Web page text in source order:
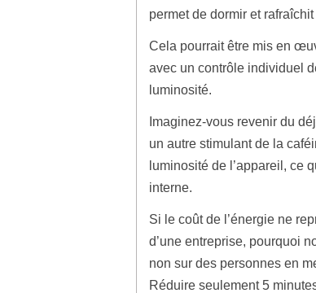
permet de dormir et
Cela pourrait être mis en
avec un contrôle individuel
luminosité.
Imaginez-vous revenir du
un autre stimulant de la
luminosité de l’appareil, ce
interne.
Si le coût de l’énergie ne
d’une entreprise, pourquoi
non sur des personnes en
Réduire seulement 5